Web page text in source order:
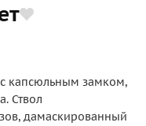
капсюльным замком,
Ствол
дамаскированный